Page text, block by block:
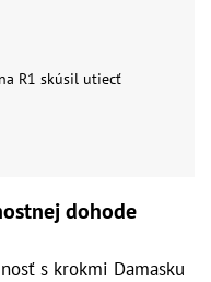
R1 skúsil utiecť
dohode
s krokmi Damasku